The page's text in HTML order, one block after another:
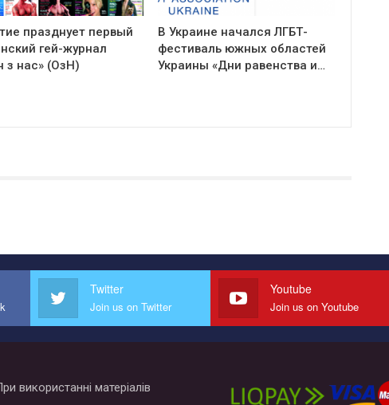
празднует первый
гей-журнал
з нас» (ОзН)
В Украине начался ЛГБТ-
фестиваль южных областей
Украины «Дни равенства и…
Twitter
Join us on Twitter
Youtube
Join us on Youtube
використанні матеріалів